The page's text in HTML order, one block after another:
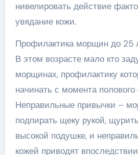
нивелировать действие
увядание кожи.
Профилактика морщин до 25
В этом возрасте мало кто
морщинах, профилактику
начинать с момента полового
Неправильные привычки –
подпирать щеку рукой,
высокой подушке, и
кожей приводят